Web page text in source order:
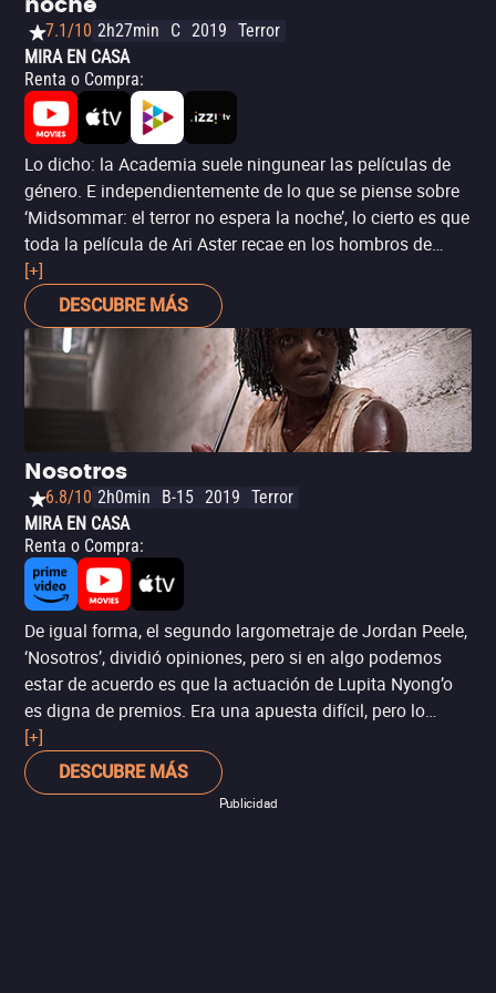
7.1/10 2h27min C 2019 Terror
MIRA EN CASA
Renta o Compra:
Lo dicho: la Academia suele ningunear las películas de
género. E independientemente de lo que se piense sobre
‘Midsommar: el terror no espera la noche’, lo cierto es que
toda la película de Ari Aster recae en los hombros de
Florence Pugh. La joven actriz obtuvo una nominación
por ‘Mujercitas’, pero su protagónico en este filme la
hacía una candidata más a la doble nominación en un
mismo año.
[+]
DESCUBRE MÁS
Nosotros
6.8/10 2h0min B-15 2019 Terror
MIRA EN CASA
Renta o Compra:
De igual forma, el segundo largometraje de Jordan Peele,
‘Nosotros’, dividió opiniones, pero si en algo podemos
estar de acuerdo es que la actuación de Lupita Nyong’o
es digna de premios. Era una apuesta difícil, pero lo
cierto es que la actriz no es una desconocida en los
Premios de la Academia (ganó el Oscar por ‘12 años
esclavo’).
[+]
DESCUBRE MÁS
Publicidad